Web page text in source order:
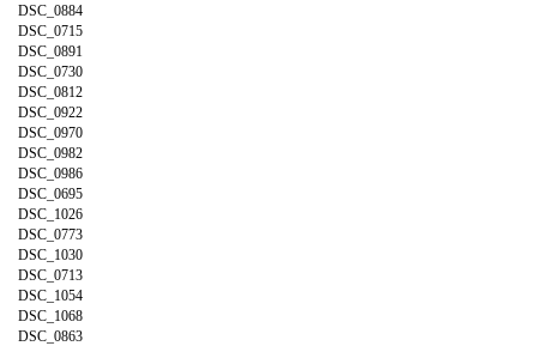
DSC_0884
DSC_0715
DSC_0891
DSC_0730
DSC_0812
DSC_0922
DSC_0970
DSC_0982
DSC_0986
DSC_0695
DSC_1026
DSC_0773
DSC_1030
DSC_0713
DSC_1054
DSC_1068
DSC_0863